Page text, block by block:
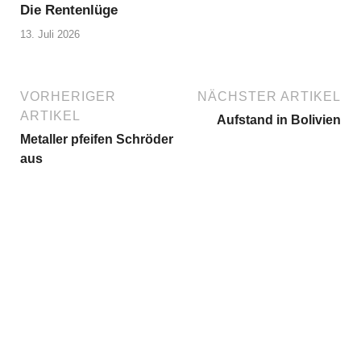
Die Rentenlüge
13. Juli 2026
VORHERIGER
ARTIKEL
Metaller pfeifen Schröder
aus
NÄCHSTER ARTIKEL
Aufstand in Bolivien